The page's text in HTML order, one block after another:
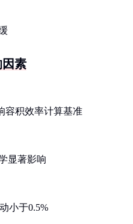
素
容积效率计算基准
显著影响
小于0.5%